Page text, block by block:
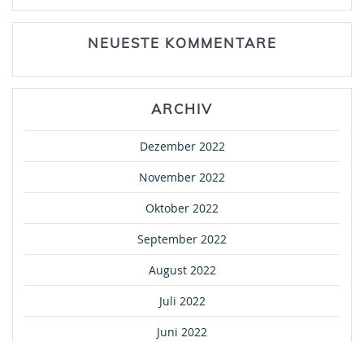
NEUESTE KOMMENTARE
ARCHIV
Dezember 2022
November 2022
Oktober 2022
September 2022
August 2022
Juli 2022
Juni 2022